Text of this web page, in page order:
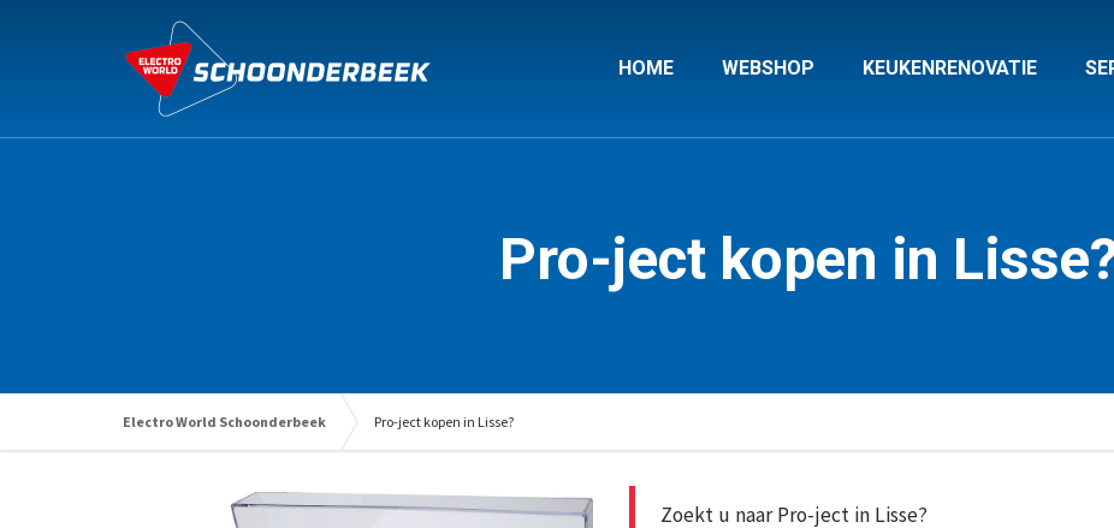
HOME WEBSHOP KEUKENRENOVATIE
Pro-ject kopen in
Electro World Schoonderbeek Pro-ject kopen in Lisse?
Zoekt u naar Pro-ject in Lisse?